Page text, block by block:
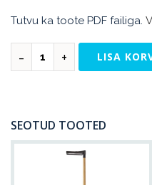
Tutvu ka toote PDF failiga.
LISA
SEOTUD TOOTED